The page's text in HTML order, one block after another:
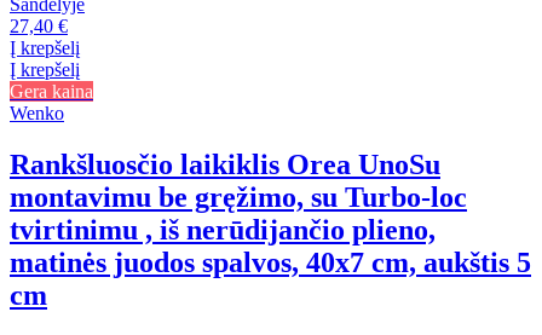
Sandėlyje
27,40 €
Į krepšelį
Į krepšelį
Gera kaina
Wenko
Rankšluosčio laikiklis Orea UnoSu
montavimu be gręžimo, su Turbo-loc
tvirtinimu , iš nerūdijančio plieno,
matinės juodos spalvos, 40x7 cm, aukštis 5
cm